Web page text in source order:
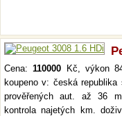
Cena:110000 Kč, výkon
koupeno v: česká
prověřených aut. až 36
kontrola najetých km.